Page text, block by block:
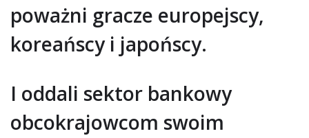
poważni gracze europejscy,
koreańscy i japońscy.
I oddali sektor bankowy
obcokrajowcom swoim